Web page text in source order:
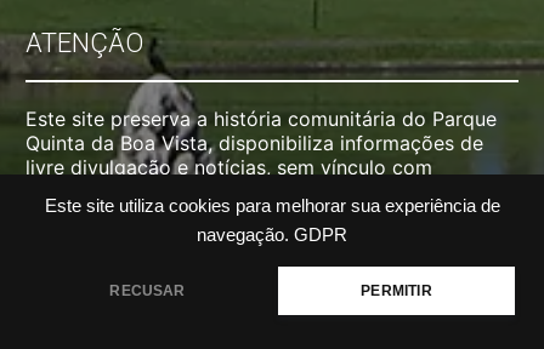
Este site utiliza cookies para melhorar sua experiência de
navegação. GDPR
RECUSAR PERMITIR
ATENÇÃO
Este site preserva a história comunitária do Parque
Quinta da Boa Vista, disponibiliza informações de
livre divulgação e notícias, sem vínculo com
responsabilizamos por alterações de horários, datas,
valores, etc. Dúvidas, confirme por telefone do
parque ou nas redes sociais oficiais.